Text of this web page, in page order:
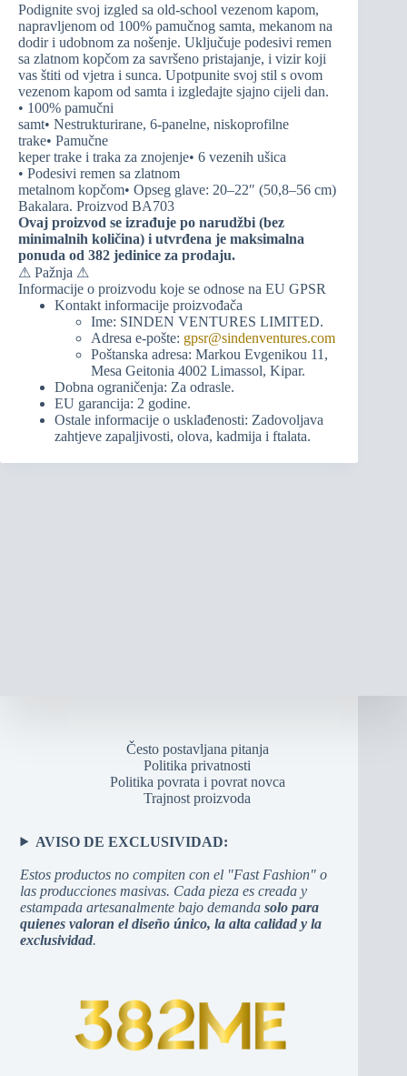
Podignite svoj izgled sa old-school vezenom kapom,
napravljenom od 100% pamučnog samta, mekanom na
dodir i udobnom za nošenje. Uključuje podesivi remen
sa zlatnom kopčom za savršeno pristajanje, i vizir koji
vas štiti od vjetra i sunca. Upotpunite svoj stil s ovom
vezenom kapom od samta i izgledajte sjajno cijeli dan.
• 100% pamučni
samt• Nestrukturirane, 6-panelne, niskoprofilne
trake• Pamučne
keper trake i traka za znojenje• 6 vezenih ušica
• Podesivi remen sa zlatnom
metalnom kopčom• Opseg glave: 20–22″ (50,8–56 cm)
Bakalara. Proizvod BA703
Ovaj proizvod se izrađuje po narudžbi (bez
minimalnih količina) i utvrđena je maksimalna
ponuda od 382 jedinice za prodaju.
⚠ Pažnja ⚠
Informacije o proizvodu koje se odnose na EU GPSR
Kontakt informacije proizvođača
Ime: SINDEN VENTURES LIMITED.
Adresa e-pošte: gpsr@sindenventures.com
Poštanska adresa: Markou Evgenikou 11,
Mesa Geitonia 4002 Limassol, Kipar.
Dobna ograničenja: Za odrasle.
EU garancija: 2 godine.
Ostale informacije o usklađenosti: Zadovoljava
zahtjeve zapaljivosti, olova, kadmija i ftalata.
Često postavljana pitanja
Politika privatnosti
Politika povrata i povrat novca
Trajnost proizvoda
AVISO DE EXCLUSIVIDAD:
Estos productos no compiten con el "Fast Fashion" o
las producciones masivas. Cada pieza es creada y
estampada artesanalmente bajo demandasolo para
quienes valoran el diseño único, la alta calidad y la
exclusividad.